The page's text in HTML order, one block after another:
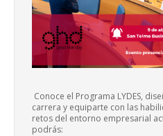
Conoce el Programa LYDES,
carrera y equiparte con las
retos del entorno empresarial
podrás: